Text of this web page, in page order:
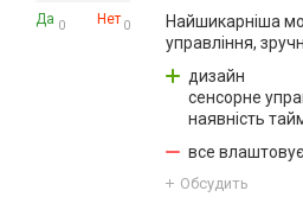
Да 0 Нет 0
Найшикарніша
управління,
дизайн
сенсорне
наявність
все влаштовує
Обсудить